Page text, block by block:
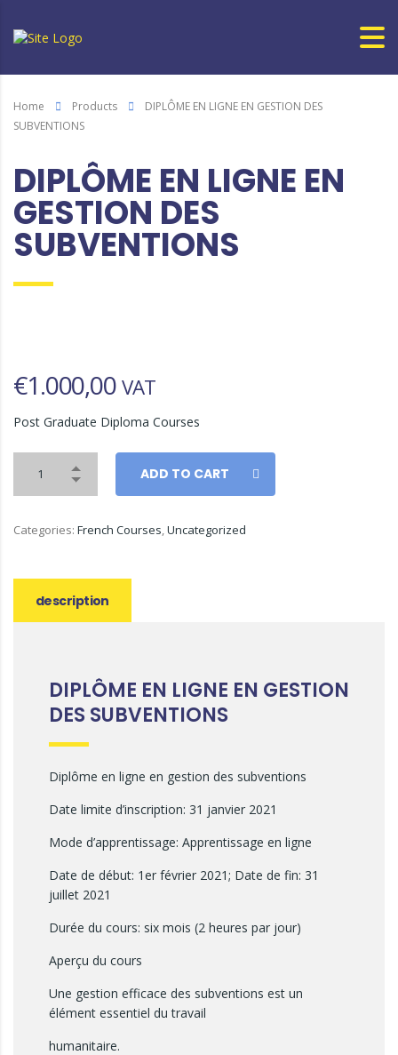
Home Products
DIPLÔME EN LIGNE EN GESTION DES
SUBVENTIONS
DIPLÔME EN LIGNE EN
GESTION DES
SUBVENTIONS
€1.000,00VAT
Post Graduate Diploma Courses
ADD TO CART
Categories: French Courses,Uncategorized
description
DIPLÔME EN LIGNE EN GESTION
DES SUBVENTIONS
Diplôme en ligne en gestion des subventions
Date limite d’inscription: 31 janvier 2021
Mode d’apprentissage: Apprentissage en ligne
Date de début: 1er février 2021; Date de fin: 31
juillet 2021
Durée du cours: six mois (2 heures par jour)
Aperçu du cours
Une gestion efficace des subventions est un
élément essentiel du travail
humanitaire.